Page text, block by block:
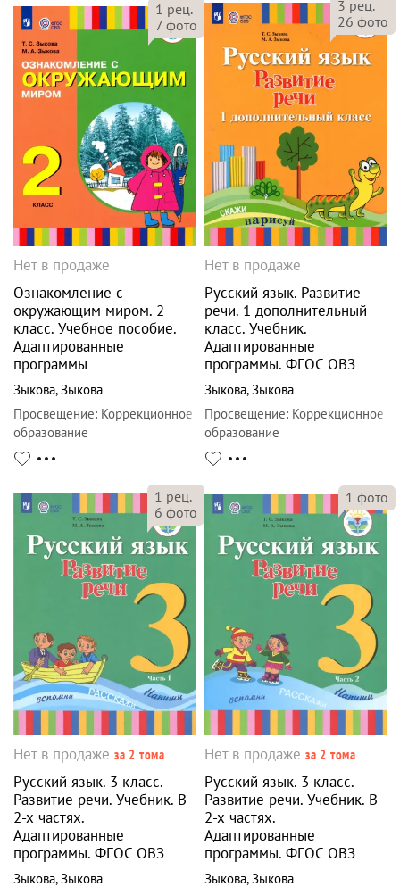
1 рец.
7 фото
Нет в продаже
Ознакомление с
окружающим миром. 2
класс. Учебное пособие.
Адаптированные
программы
Зыкова,Зыкова
Просвещение: Коррекционное
образование
3 рец.
26 фото
Нет в продаже
Русский язык. Развитие
речи. 1 дополнительный
класс. Учебник.
Адаптированные
программы. ФГОС ОВЗ
Зыкова,Зыкова
Просвещение: Коррекционное
образование
1 рец.
6 фото
Нет в продаже за 2 тома
Русский язык. 3 класс.
Развитие речи. Учебник. В
2-х частях.
Адаптированные
программы. ФГОС ОВЗ
Зыкова,Зыкова
1 фото
Нет в продаже за 2 тома
Русский язык. 3 класс.
Развитие речи. Учебник. В
2-х частях.
Адаптированные
программы. ФГОС ОВЗ
Зыкова,Зыкова